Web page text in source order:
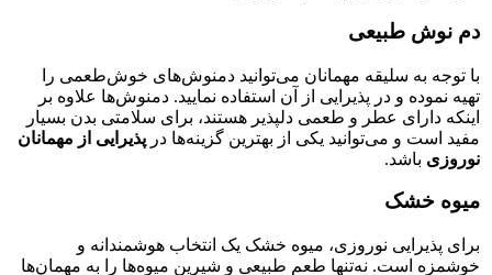
دم نوش طبیعی
با توجه به سلیقه مهمانان می‌توانید دمنوش‌های خوش‌طعمی را
تهیه نموده و در پذیرایی از آن استفاده نمایید. دمنوش‌ها علاوه بر
اینکه دارای عطر و طعمی دلپذیر هستند، برای سلامتی بدن بسیار
مفید است و می‎‌توانید یکی از بهترین گزینه‌ها در
پذیرایی از مهمانان
نوروزی باشد.
میوه خشک
برای پذیرایی نوروزی، میوه خشک یک انتخاب هوشمندانه و
خوشمزه است. نه‌تنها طعم طبیعی و شیرین میوه‌ها را به مهمان‌ها